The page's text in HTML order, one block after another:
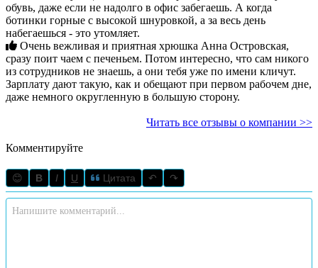
обувь, даже если не надолго в офис забегаешь. А когда
ботинки горные с высокой шнуровкой, а за весь день
набегаешься - это утомляет.
сразу поит чаем с печеньем. Потом интересно, что сам никого
из сотрудников не знаешь, а они тебя уже по имени кличут.
Зарплату дают такую, как и обещают при первом рабочем дне,
даже немного округленную в большую сторону.
Читать все отзывы о компании >>
Комментируйте
😊 B I U Цитата ↶ ↷